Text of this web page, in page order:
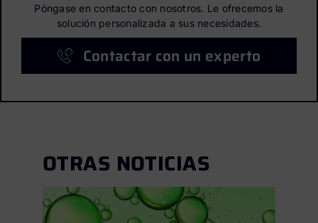
Póngase en contacto con nosotros. Le ofrecemos la
solución personalizada a sus necesidades.
Contactar con un experto
OTRAS NOTICIAS